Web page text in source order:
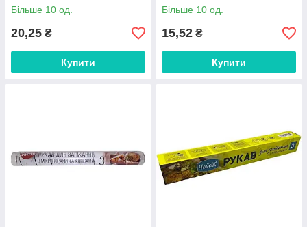
Більше 10 од.
20,25 ₴
Купити
Більше 10 од.
15,52 ₴
Купити